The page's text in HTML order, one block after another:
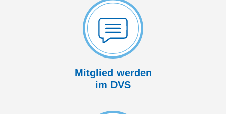
Mitglied werden
im DVS